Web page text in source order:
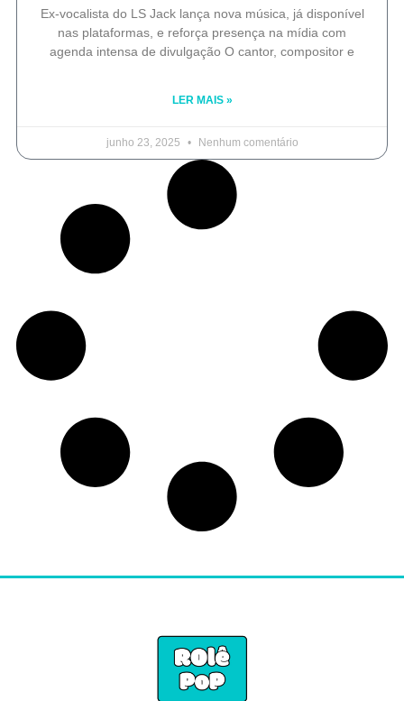
Ex-vocalista do LS Jack lança nova música, já disponível
nas plataformas, e reforça presença na mídia com
agenda intensa de divulgação O cantor, compositor e
LER MAIS »
junho 23, 2025 Nenhum comentário